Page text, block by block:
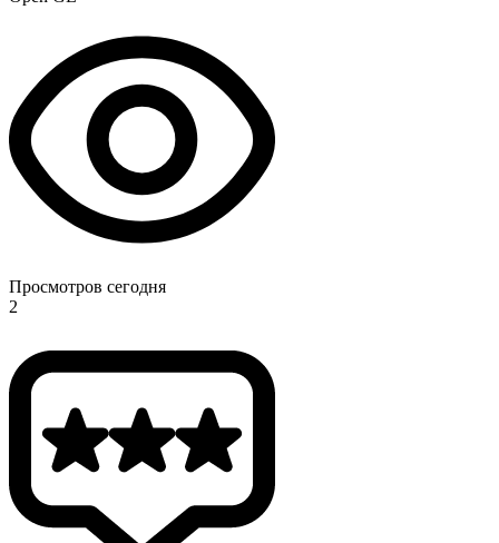
Просмотров сегодня
2